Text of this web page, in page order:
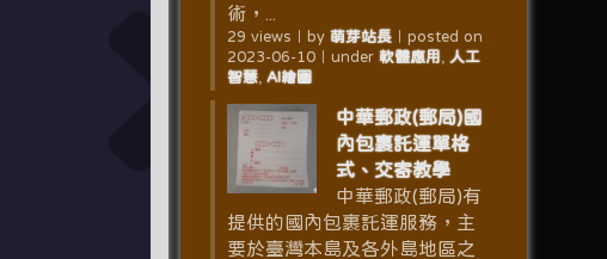
術，...
29 views by 萌芽站長｜ posted on
2023-06-10｜ under 軟體應用
人工
智慧, AI繪圖
中華郵政(郵局)國
內包裹託運單格
式、交寄教學
中華郵政(郵局)有
提供的國內包裹託運服務，主
要於臺灣本島及各外島地區之